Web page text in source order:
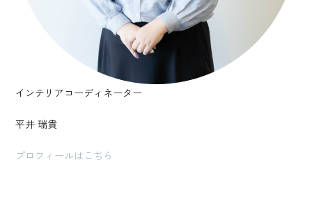
インテリアコーディネーター
平井 瑞貴
プロフィールはこちら